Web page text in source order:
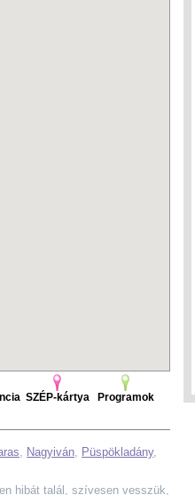
SZÉP-kártya Programok
, Nagyiván, Püspökladány,
hibát talál, szívesen vesszük,